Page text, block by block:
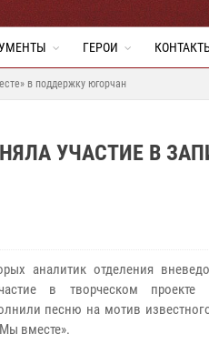
ГЕРОИ
в поддержку югорчан
УЧАСТИЕ В
аналитик отделения
в творческом проекте
песню на мотив
вместе».